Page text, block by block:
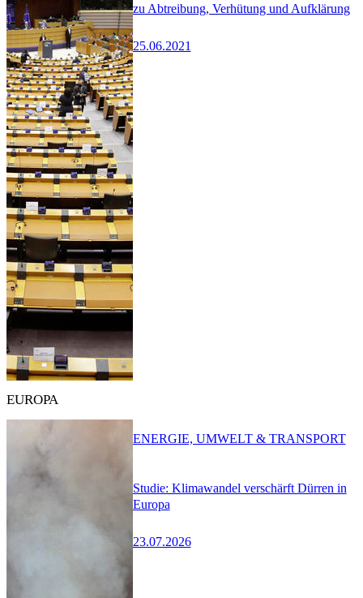
zu Abtreibung, Verhütung und Aufklärung
25.06.2021
EUROPA
Studie: Klimawandel verschärft Dürren in
Europa
23.07.2026
ENERGIE, UMWELT & TRANSPORT